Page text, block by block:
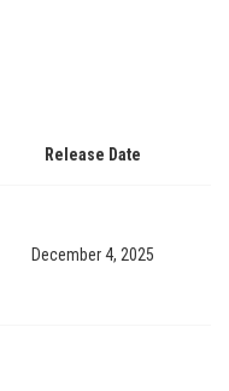
Release Date
December 4, 2025